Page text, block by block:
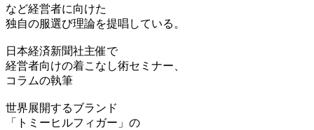
など経営者に向けた
独自の服選び理論を提唱している。
日本経済新聞社主催で
経営者向けの着こなし術セミナー、
コラムの執筆
世界展開するブランド
「トミーヒルフィガー」の